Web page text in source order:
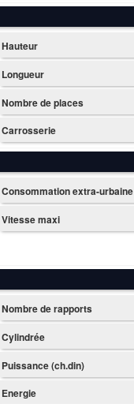
Hauteur
Longueur
Nombre de places
Carrosserie
Consommation extra-urbaine
Vitesse maxi
Nombre de rapports
Cylindrée
Puissance (ch.din)
Energie